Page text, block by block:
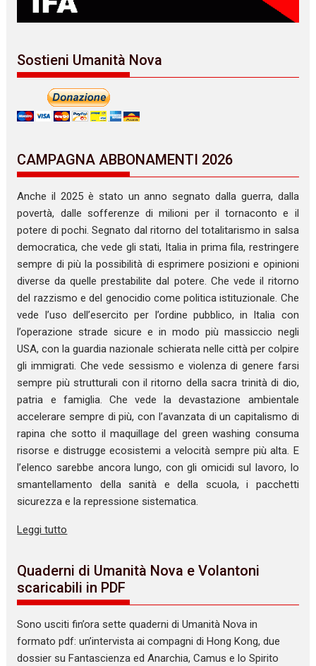
Sostieni Umanità Nova
CAMPAGNA ABBONAMENTI 2026
Anche il 2025 è stato un anno segnato dalla guerra, dalla
povertà, dalle sofferenze di milioni per il tornaconto e il
potere di pochi. Segnato dal ritorno del totalitarismo in salsa
democratica, che vede gli stati, Italia in prima fila, restringere
sempre di più la possibilità di esprimere posizioni e opinioni
diverse da quelle prestabilite dal potere. Che vede il ritorno
del razzismo e del genocidio come politica istituzionale. Che
vede l’uso dell’esercito per l’ordine pubblico, in Italia con
l’operazione strade sicure e in modo più massiccio negli
USA, con la guardia nazionale schierata nelle città per colpire
gli immigrati. Che vede sessismo e violenza di genere farsi
sempre più strutturali con il ritorno della sacra trinità di dio,
patria e famiglia. Che vede la devastazione ambientale
accelerare sempre di più, con l’avanzata di un capitalismo di
rapina che sotto il maquillage del green washing consuma
risorse e distrugge ecosistemi a velocità sempre più alta. E
l’elenco sarebbe ancora lungo, con gli omicidi sul lavoro, lo
smantellamento della sanità e della scuola, i pacchetti
sicurezza e la repressione sistematica.
Leggi tutto
Quaderni di Umanità Nova e Volantoni
scaricabili in PDF
Sono usciti fin’ora sette quaderni di Umanità Nova in
formato pdf: un’intervista ai compagni di Hong Kong, due
dossier su Fantascienza ed Anarchia, Camus e lo Spirito